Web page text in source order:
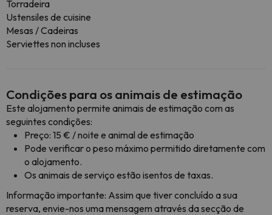
Torradeira
Ustensiles de cuisine
Mesas / Cadeiras
Serviettes non incluses
Condições para os animais de estimação
Este alojamento permite animais de estimação com as
seguintes condições:
Preço: 15 € / noite e animal de estimação
Pode verificar o peso máximo permitido diretamente com
o alojamento.
Os animais de serviço estão isentos de taxas.
Informação importante: Assim que tiver concluído a sua
reserva, envie-nos uma mensagem através da secção de